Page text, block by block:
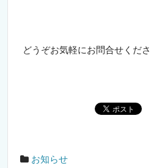
どうぞお気軽にお問合せくださ
お知らせ